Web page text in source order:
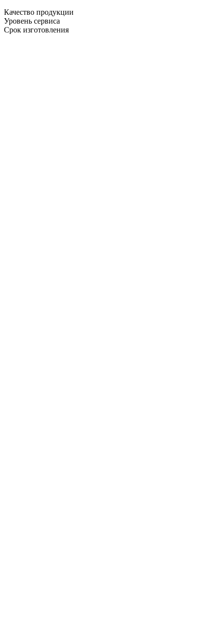
Качество продукции
Уровень сервиса
Срок изготовления